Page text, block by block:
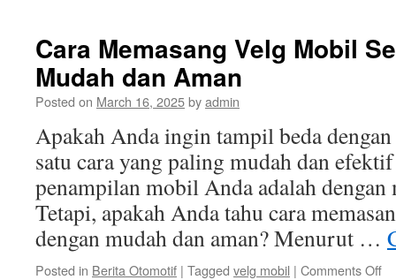
Cara Memasang Velg Mobil
Mudah dan Aman
Posted on March 16, 2025byadmin
Apakah Anda ingin tampil beda
satu cara yang paling mudah dan
penampilan mobil Anda adalah dengan
Tetapi, apakah Anda tahu cara
dengan mudah dan aman? Menurut …
Posted in Berita Otomotif | Tagged velg mobil | Comments Offon